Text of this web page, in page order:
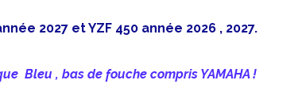
2027 et YZF 450 année 2026 , 2027.
Bleu , bas de fouche compris YAMAHA !